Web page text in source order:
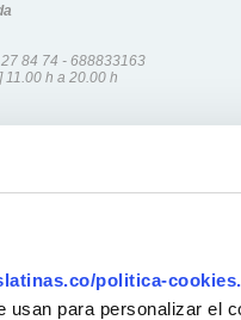
politica-
usan para personalizar el
84 74 - 688833163
h a 20.00 h